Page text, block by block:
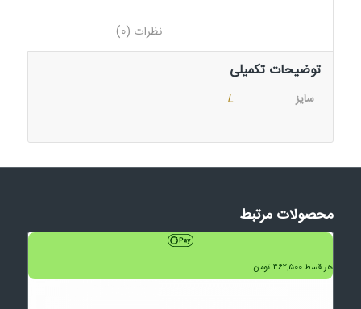
توضیحات تکمیلی
سایز L
محصولات مرتبط
هر قسط462,500 تومان